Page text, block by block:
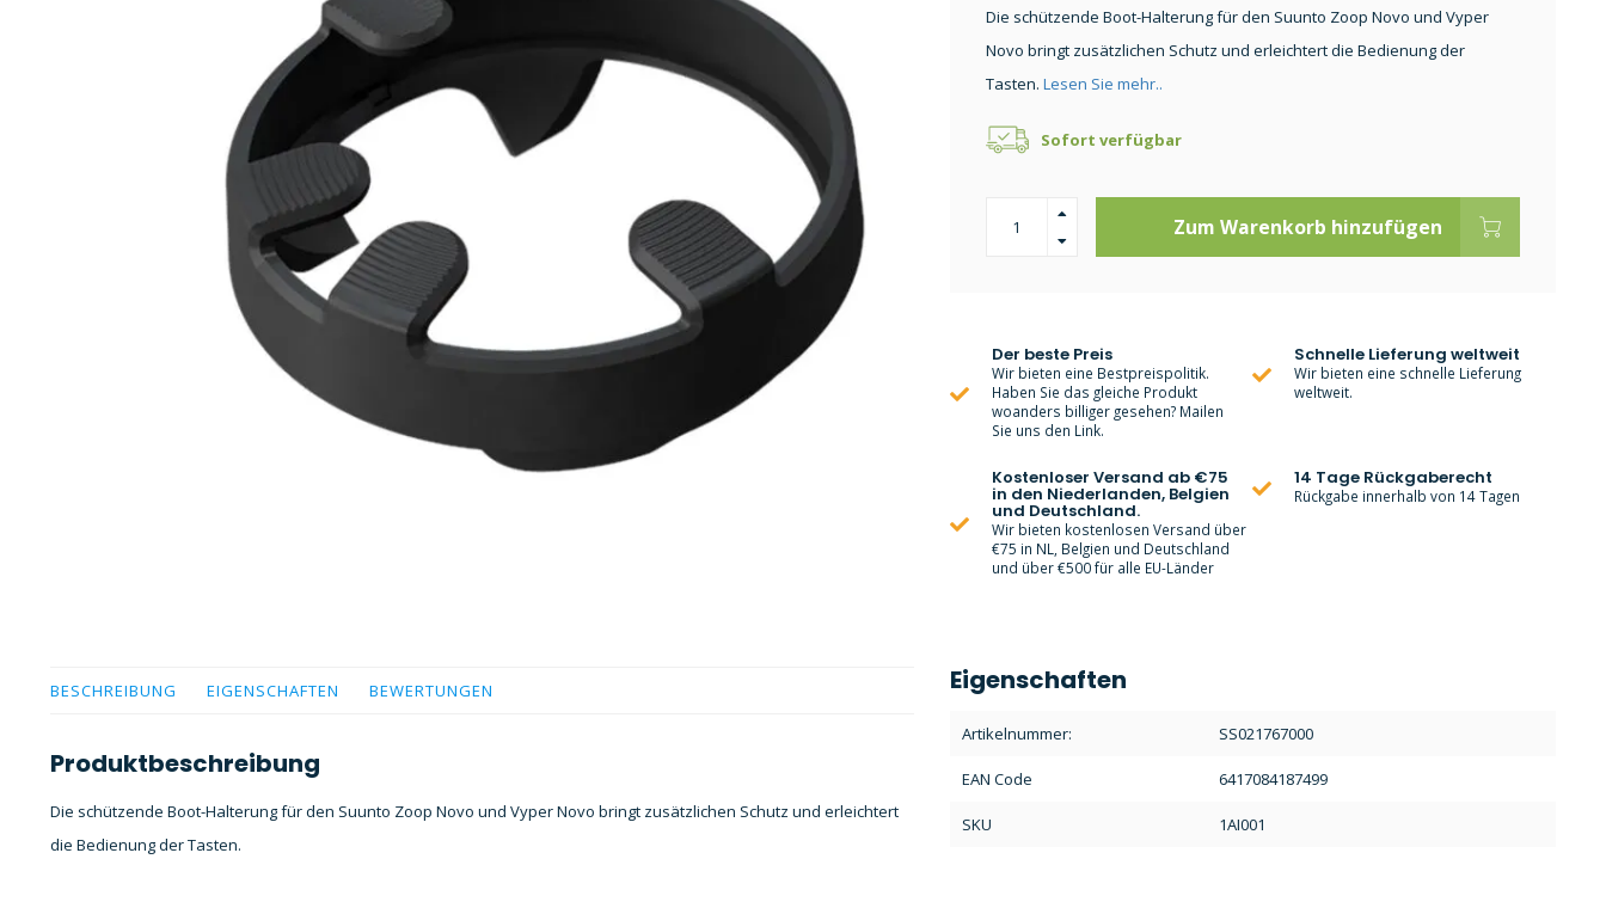
Die schützende Boot-Halterung für den Suunto Zoop Novo und Vyper
Novo bringt zusätzlichen Schutz und erleichtert die Bedienung der
Tasten. Lesen Sie mehr..
Sofort verfügbar
Zum Warenkorb hinzufügen
Der beste Preis
Wir bieten eine Bestpreispolitik.
Haben Sie das gleiche Produkt
woanders billiger gesehen? Mailen
Sie uns den Link.
Schnelle Lieferung weltweit
Wir bieten eine schnelle Lieferung
weltweit.
Kostenloser Versand ab €75
in den Niederlanden, Belgien
und Deutschland.
Wir bieten kostenlosen Versand über
€75 in NL, Belgien und Deutschland
und über €500 für alle EU-Länder
14 Tage Rückgaberecht
Rückgabe innerhalb von 14 Tagen
BESCHREIBUNG EIGENSCHAFTEN BEWERTUNGEN
Produktbeschreibung
Die schützende Boot-Halterung für den Suunto Zoop Novo und Vyper Novo bringt zusätzlichen Schutz und erleichtert
die Bedienung der Tasten.
Eigenschaften
Artikelnummer: SS021767000
EAN Code 6417084187499
SKU 1AI001